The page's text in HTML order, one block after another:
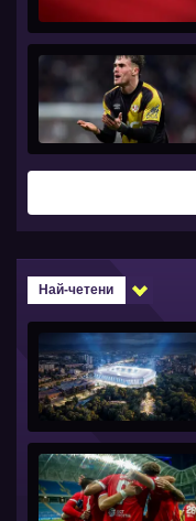
Най-четени